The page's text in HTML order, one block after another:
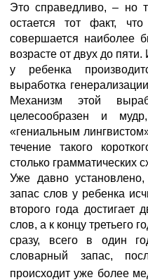
Это справедливо, – но
остается тот факт,
совершается наиболее
возрасте от двух до
у ребенка
выработка
Механизм этой
целесообразен и
«гениальным
течение такого
столько грамматических
Уже давно
запас слов у ребенка
второго года достигает
слов, а к концу третьего
сразу, всего в один
словарный запас,
происходит уже более